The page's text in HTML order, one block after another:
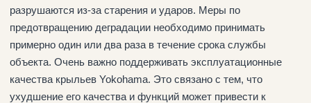
разрушаются из-за старения и ударов. Меры по
предотвращению деградации необходимо принимать
примерно один или два раза в течение срока службы
объекта. Очень важно поддерживать эксплуатационные
качества крыльев Yokohama. Это связано с тем, что
ухудшение его качества и функций может привести к